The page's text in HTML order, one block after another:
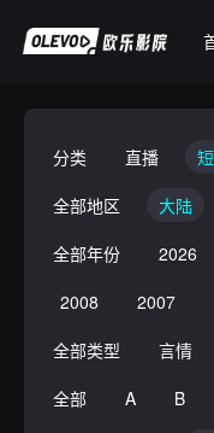
分类 直播
全部地区
大陆
全部年份
2026
2008
2007
全部类型
言情
全部
A B